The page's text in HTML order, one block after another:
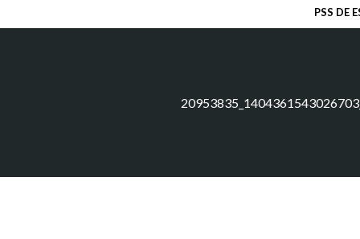
PSS DE